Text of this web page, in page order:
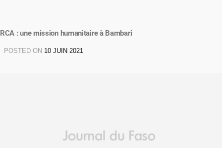
RCA : une mission humanitaire à Bambari
POSTED ON 10 JUIN 2021